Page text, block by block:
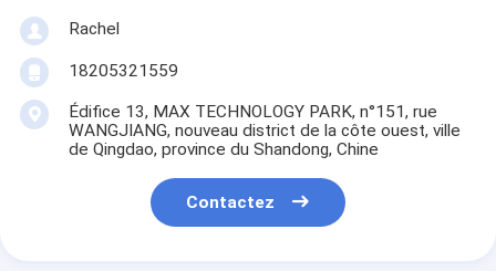
Rachel
18205321559
Édifice 13, MAX TECHNOLOGY PARK, n°151, rue
WANGJIANG, nouveau district de la côte ouest, ville
de Qingdao, province du Shandong, Chine
Contactez